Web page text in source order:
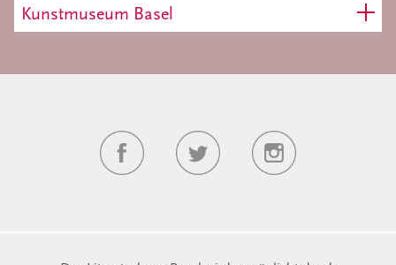
Kunstmuseum Basel